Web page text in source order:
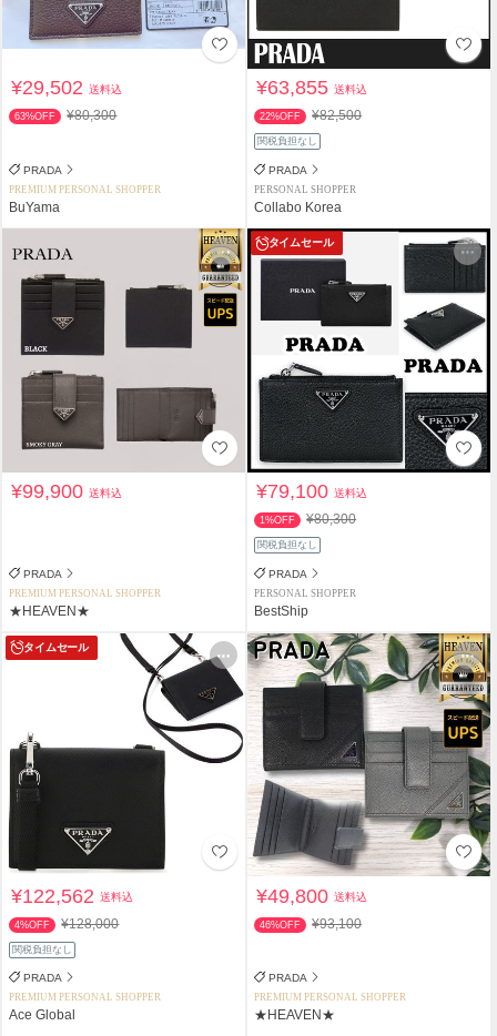
¥29,502送料込
63%OFF ¥80,300
PRADA
PREMIUM PERSONAL SHOPPER
BuYama
¥63,855送料込
22%OFF ¥82,500
関税負担なし
PRADA
PERSONAL SHOPPER
Collabo Korea
¥99,900送料込
PRADA
PREMIUM PERSONAL SHOPPER
★HEAVEN★
タイムセール
¥79,100送料込
1%OFF ¥80,300
関税負担なし
PRADA
PERSONAL SHOPPER
BestShip
タイムセール
¥122,562送料込
4%OFF ¥128,000
関税負担なし
PRADA
PREMIUM PERSONAL SHOPPER
Ace Global
¥49,800送料込
46%OFF ¥93,100
PRADA
PREMIUM PERSONAL SHOPPER
★HEAVEN★